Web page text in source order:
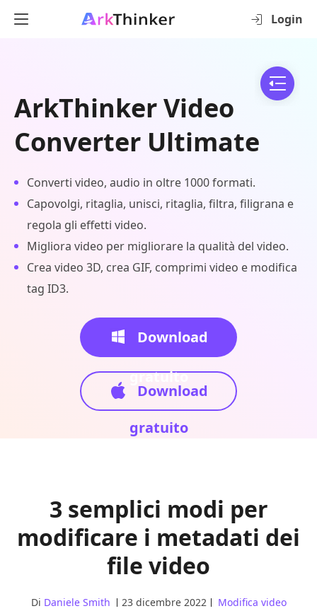
Login
ArkThinker Video
Converter Ultimate
Converti video, audio in oltre 1000 formati.
Capovolgi, ritaglia, unisci, ritaglia, filtra, filigrana e
regola gli effetti video.
Migliora video per migliorare la qualità del video.
Crea video 3D, crea GIF, comprimi video e modifica
tag ID3.
Download
gratuito
Download
gratuito
3 semplici modi per
modificare i metadati dei
file video
Di Daniele Smith 23 dicembre 2022 Modifica video